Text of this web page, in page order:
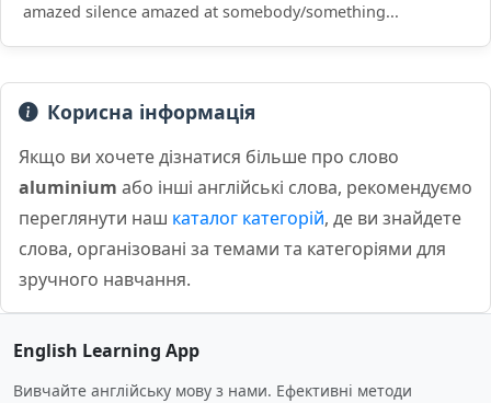
amazed silence amazed at somebody/something...
Корисна інформація
Якщо ви хочете дізнатися більше про слово
aluminium або інші англійські слова, рекомендуємо
переглянути наш каталог категорій, де ви знайдете
слова, організовані за темами та категоріями для
зручного навчання.
English Learning App
Вивчайте англійську мову з нами. Ефективні методи